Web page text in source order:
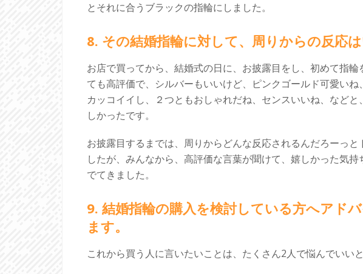
とそれに合うブラックの指輪にしました。
8. その結婚指輪に対して、周りからの反応
お店で買ってから、結婚式の日に、お披露目をし、初めて指
ても高評価で、シルバーもいいけど、ピンクゴールド可愛い
カッコイイし、２つともおしゃれだね、センスいいね、など
しかったです。
お披露目するまでは、周りからどんな反応されるんだろーっと
したが、みんなから、高評価な言葉が聞けて、嬉しかった気持
でてきました。
9. 結婚指輪の購入を検討している方へアド
ます。
これから買う人に言いたいことは、たくさん2人で悩んでいいと